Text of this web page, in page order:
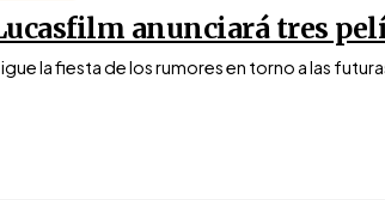
anunciará tres
la fiesta de los rumores en torno a las